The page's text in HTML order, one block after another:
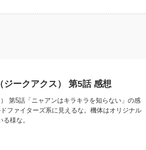
ークアクス） 第5話 感想
第5話「ニャアンはキラキラを知らない」の感
ファイターズ系に見えるな。機体はオリジナル
様な。